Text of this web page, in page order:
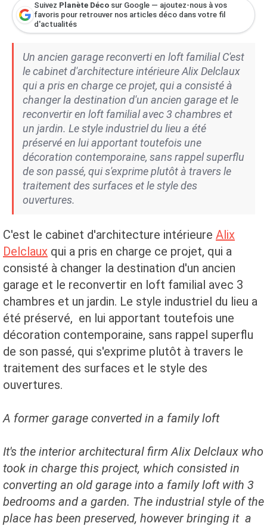
Suivez Planète Déco sur Google — ajoutez-nous à vos
favoris pour retrouver nos articles déco dans votre fil
d'actualités
Un ancien garage reconverti en loft familial C'est
le cabinet d'architecture intérieure Alix Delclaux
qui a pris en charge ce projet, qui a consisté à
changer la destination d'un ancien garage et le
reconvertir en loft familial avec 3 chambres et
un jardin. Le style industriel du lieu a été
préservé en lui apportant toutefois une
décoration contemporaine, sans rappel superflu
de son passé, qui s'exprime plutôt à travers le
traitement des surfaces et le style des
ouvertures.
C'est le cabinet d'architecture intérieure Alix
Delclaux qui a pris en charge ce projet, qui a
consisté à changer la destination d'un ancien
garage et le reconvertir en loft familial avec 3
chambres et un jardin. Le style industriel du lieu a
été préservé, en lui apportant toutefois une
décoration contemporaine, sans rappel superflu
de son passé, qui s'exprime plutôt à travers le
traitement des surfaces et le style des
ouvertures.
A former garage converted in a family loft
It's the interior architectural firm Alix Delclaux who
took in charge this project, which consisted in
converting an old garage into a family loft with 3
bedrooms and a garden. The industrial style of the
place has been preserved, however bringing it a